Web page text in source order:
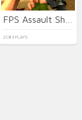
2083 PLAYS